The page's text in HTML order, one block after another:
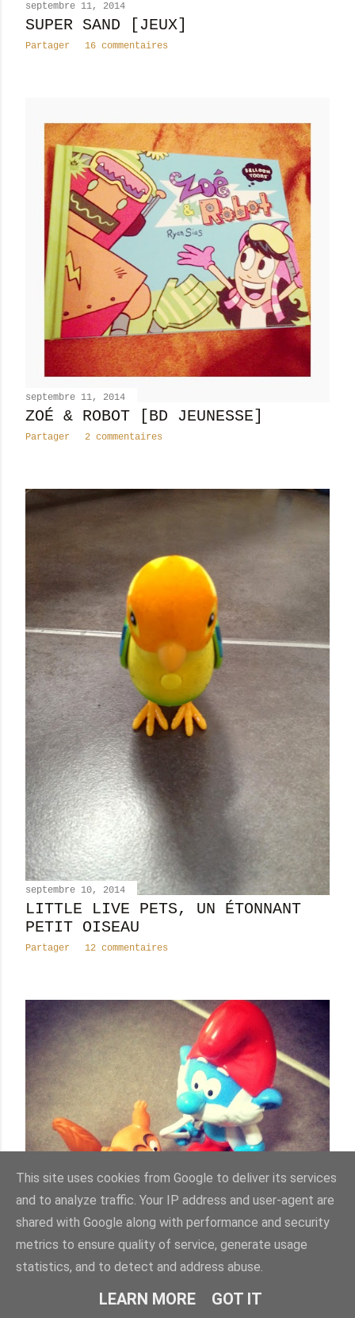
septembre 11, 2014
SUPER SAND [JEUX]
Partager 16 commentaires
septembre 11, 2014
ZOÉ & ROBOT [BD JEUNESSE]
Partager 2 commentaires
septembre 10, 2014
LITTLE LIVE PETS, UN ÉTONNANT
PETIT OISEAU
Partager 12 commentaires
septembre 09, 2014
This site uses cookies from Google to deliver its services
and to analyze traffic. Your IP address and user-agent are
shared with Google along with performance and security
metrics to ensure quality of service, generate usage
statistics, and to detect and address abuse.
LEARN MORE GOT IT